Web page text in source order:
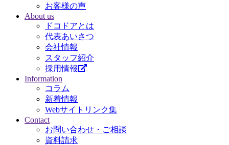
お客様の声
About us
ドコドアとは
代表あいさつ
会社情報
スタッフ紹介
採用情報
Information
コラム
新着情報
Webサイトリンク集
Contact
お問い合わせ・ご相談
資料請求